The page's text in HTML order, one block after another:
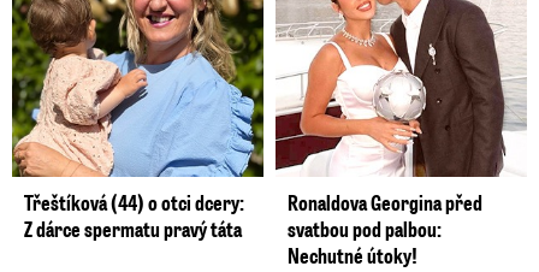
Třeštíková (44) o otci dcery:
Z dárce spermatu pravý táta
Ronaldova Georgina před
svatbou pod palbou:
Nechutné útoky!